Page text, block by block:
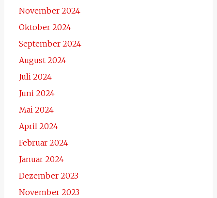
November 2024
Oktober 2024
September 2024
August 2024
Juli 2024
Juni 2024
Mai 2024
April 2024
Februar 2024
Januar 2024
Dezember 2023
November 2023